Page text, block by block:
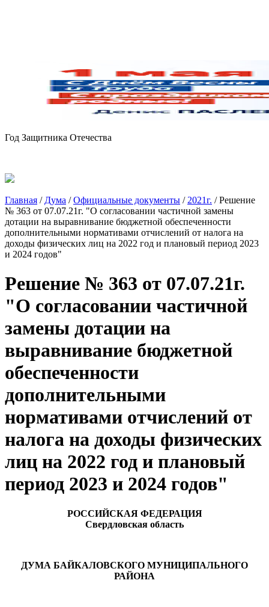
Год Защитника Отечества
Главная / Дума /Официальные документы / 2021г. /Решение
№ 363 от 07.07.21г. "О согласовании частичной замены
дотации на выравнивание бюджетной обеспеченности
дополнительными нормативами отчислений от налога на
доходы физических лиц на 2022 год и плановый период 2023
и 2024 годов"
Решение № 363 от 07.07.21г.
"О согласовании частичной
замены дотации на
выравнивание бюджетной
обеспеченности
дополнительными
нормативами отчислений от
налога на доходы физических
лиц на 2022 год и плановый
период 2023 и 2024 годов"
РОССИЙСКАЯ ФЕДЕРАЦИЯ
Свердловская область
ДУМА БАЙКАЛОВСКОГО МУНИЦИПАЛЬНОГО
РАЙОНА